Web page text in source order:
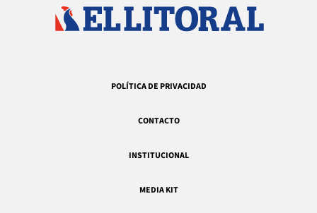
POLÍTICA DE PRIVACIDAD
CONTACTO
INSTITUCIONAL
MEDIA KIT